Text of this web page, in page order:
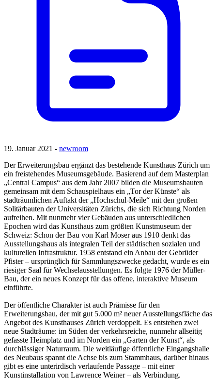
19. Januar 2021 - newroom
Der Erweiterungsbau ergänzt das bestehende Kunsthaus Zürich um
ein freistehendes Museumsgebäude. Basierend auf dem Masterplan
„Central Campus“ aus dem Jahr 2007 bilden die Museumsbauten
gemeinsam mit dem Schauspielhaus ein „Tor der Künste“ als
stadträumlichen Auftakt der „Hochschul-Meile“ mit den großen
Solitärbauten der Universitäten Zürichs, die sich Richtung Norden
aufreihen. Mit nunmehr vier Gebäuden aus unterschiedlichen
Epochen wird das Kunsthaus zum größten Kunstmuseum der
Schweiz: Schon der Bau von Karl Moser aus 1910 denkt das
Ausstellungshaus als integralen Teil der städtischen sozialen und
kulturellen Infrastruktur. 1958 entstand ein Anbau der Gebrüder
Pfister – ursprünglich für Sammlungszwecke gedacht, wurde es ein
riesiger Saal für Wechselausstellungen. Es folgte 1976 der Müller-
Bau, der ein neues Konzept für das offene, interaktive Museum
einführte.
Der öffentliche Charakter ist auch Prämisse für den
Erweiterungsbau, der mit gut 5.000 m² neuer Ausstellungsfläche das
Angebot des Kunsthauses Zürich verdoppelt. Es entstehen zwei
neue Stadträume: im Süden der verkehrsreiche, nunmehr allseitig
gefasste Heimplatz und im Norden ein „Garten der Kunst“, als
durchlässiger Naturraum. Die weitläufige öffentliche Eingangshalle
des Neubaus spannt die Achse bis zum Stammhaus, darüber hinaus
gibt es eine unterirdisch verlaufende Passage – mit einer
Kunstinstallation von Lawrence Weiner – als Verbindung.